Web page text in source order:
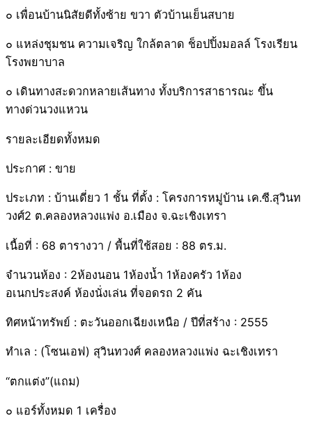
๐ เพื่อนบ้านนิสัยดีทั้งซ้าย ขวา ตัวบ้านเย็นสบาย
๐ แหล่งชุมชน ความเจริญ ใกล้ตลาด ช็อปปิ้งมอลล์ โรงเรียน
โรงพยาบาล
๐ เดินทางสะดวกหลายเส้นทาง ทั้งบริการสาธารณะ ขึ้น
ทางด่วนวงแหวน
รายละเอียดทั้งหมด
ประกาศ : ขาย
ประเภท : บ้านเดี่ยว 1 ชั้น ที่ตั้ง : โครงการหมู่บ้าน เค.ซี.สุวินท
วงศ์2 ต.คลองหลวงแพ่ง อ.เมือง จ.ฉะเชิงเทรา
เนื้อที่ : 68 ตารางวา / พื้นที่ใช้สอย : 88 ตร.ม.
จำนวนห้อง : 2ห้องนอน 1ห้องน้ำ 1ห้องครัว 1ห้อง
อเนกประสงค์ ห้องนั่งเล่น ที่จอดรถ 2 คัน
ทิศหน้าทรัพย์ : ตะวันออกเฉียงเหนือ / ปีที่สร้าง : 2555
ทำเล : (โซนเอฟ) สุวินทวงศ์ คลองหลวงแพ่ง ฉะเชิงเทรา
“ตกแต่ง”(แถม)
๐ แอร์ทั้งหมด 1 เครื่อง